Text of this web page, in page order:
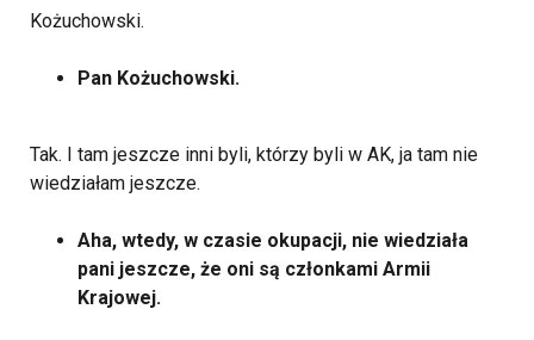
Kożuchowski.
Pan Kożuchowski.
Tak. I tam jeszcze inni byli, którzy byli w AK, ja tam nie
wiedziałam jeszcze.
Aha, wtedy, w czasie okupacji, nie wiedziała
pani jeszcze, że oni są członkami Armii
Krajowej.